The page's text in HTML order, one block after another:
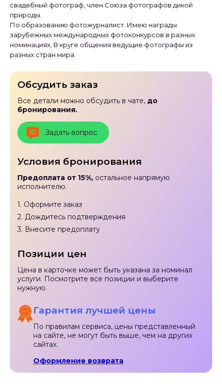
свадебный фотограф, член Союза фотографов дикой
природы.
По образованию фотожурналист. Имею награды
зарубежных международных фотоконкурсов в разных
номинациях, В круге общения ведущие фотографы из
разных стран мира.
Обсудить заказ
Все детали можно обсудить в чате, до
бронирования.
Задать вопрос
Условия бронирования
Предоплата от 15%, остальное напрямую
исполнителю.
1. Оформите заказ
2. Дождитесь подтверждения
3. Внесите предоплату
Позиции цен
Цена в карточке может быть указана за номинал
услуги. Посмотрите все позиции и выберите
нужную.
Гарантия лучшей цены
По правилам сервиса, цены представленный
на сайте, не могут быть выше, чем на других
сайтах.
Оформление возврата